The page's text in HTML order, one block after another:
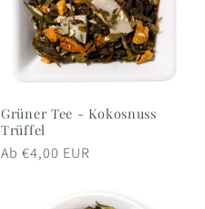
Grüner Tee - Kokosnuss
Trüffel
Normaler
Ab €4,00 EUR